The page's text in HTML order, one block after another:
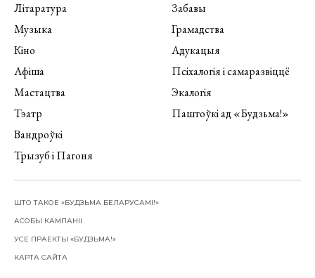
Літаратура
Музыка
Кіно
Афіша
Мастацтва
Тэатр
Вандроўкі
Трызуб і Пагоня
Забавы
Грамадства
Адукацыя
Псіхалогія і самаразвіццё
Экалогія
Паштоўкі ад «Будзьма!»
ШТО ТАКОЕ «БУДЗЬМА БЕЛАРУСАМІ!»
АСОБЫ КАМПАНІІ
УСЕ ПРАЕКТЫ «БУДЗЬМА!»
КАРТА САЙТА